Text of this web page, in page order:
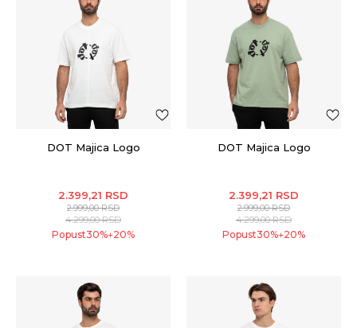
DOT Majica Logo
2.399,21 RSD
2.999,00RSD
4.299,00RSD
Popust30%+20%
DOT Majica Logo
2.399,21 RSD
2.999,00RSD
4.299,00RSD
Popust30%+20%